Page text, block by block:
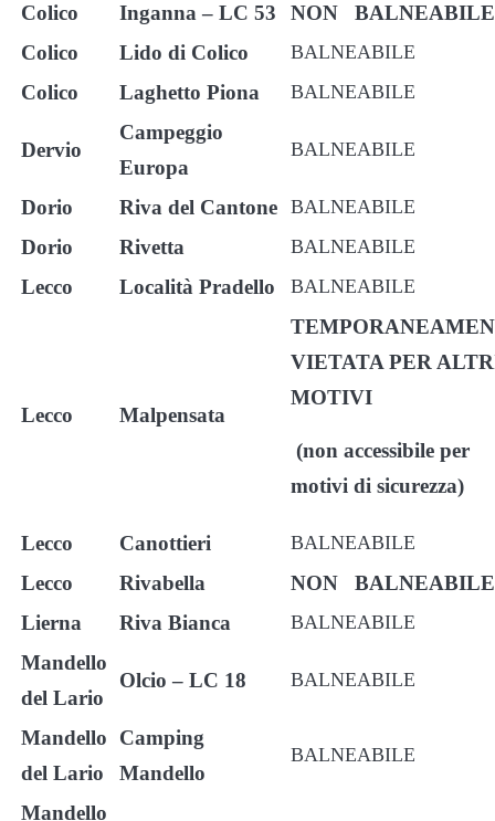
Colico Inganna – LC 53
NON BALNEABILE
Colico
Lido di Colico BALNEABILE
Colico Laghetto Piona BALNEABILE
Dervio
Campeggio
Europa
BALNEABILE
Dorio Riva del Cantone BALNEABILE
Dorio Rivetta BALNEABILE
Lecco Località Pradello BALNEABILE
Lecco Malpensata
VIETATA PER
MOTIVI
(non accessibile per
motivi di sicurezza)
Lecco Canottieri BALNEABILE
Lecco Rivabella
NON BALNEABILE
Lierna
Riva Bianca BALNEABILE
Mandello
del Lario
Olcio – LC 18 BALNEABILE
Mandello
del Lario
Camping
Mandello
BALNEABILE
Mandello